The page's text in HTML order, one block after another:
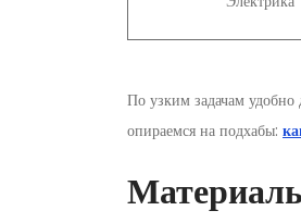
По узким задачам удобно
опираемся на подхабы: